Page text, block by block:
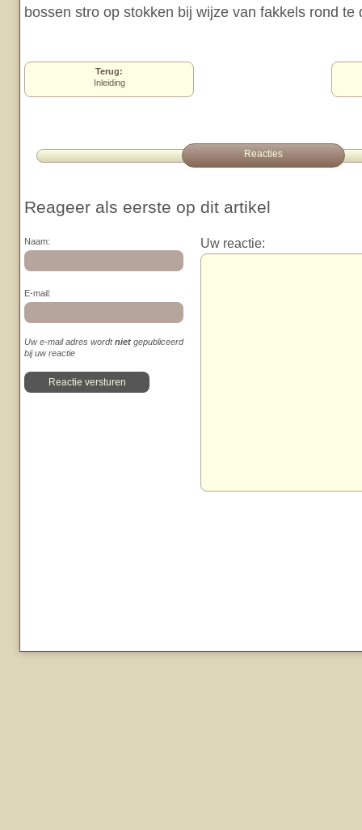
bossen stro op stokken bij wijze van fakkels rond te
Terug:
Inleiding
Reacties
Reageer als eerste op dit artikel
Naam:
E-mail:
Uw e-mail adres wordtniet gepubliceerd
bij uw reactie
Uw reactie: